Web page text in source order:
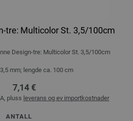
tre: Multicolor St. 3,5/100cm
Design-tre: Multicolor St. 3,5/100cm
mm; lengde ca. 100 cm
7,14 €
pluss leverans og ev importkostnader
ANTALL